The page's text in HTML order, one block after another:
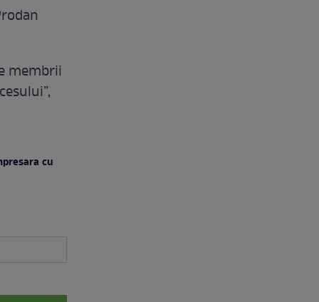
membrii
cu